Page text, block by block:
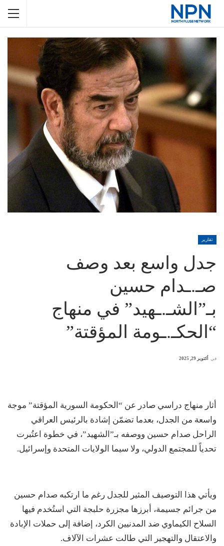
تقارير
جدل واسع بعد وصف
صـ.ـدام حسين
بـ”الشـ.ـهيد” في منهاج
“الحكـ.ـومة المؤقتة”
في أكتوبر 29, 2025
أثار منهاج دراسي صادر عن “الحكومة السورية المؤقتة” موجة
واسعة من الجدل، بعدما تضمّن إشادة بالرئيس العراقي
الراحل صدام حسين ووصفه بـ”الشهيد”، في خطوة اعتُبرت
تحدياً للمجتمع الدولي، ولا سيما الولايات المتحدة وإسرائيل.
ويأتي هذا التوصيف المثير للجدل رغم ما ارتكبه صدام حسين
من جرائم جسيمة، أبرزها مجزرة حلبجة التي استُخدم فيها
السلاح الكيماوي ضد المدنيين الكرد، إضافة إلى حملات الإبادة
والاعتقال والتهجير التي طالت عشرات الآلاف.